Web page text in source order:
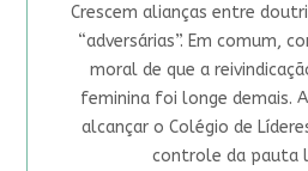
Crescem alianças entre
“adversárias”. Em comum,
moral de que a
feminina foi longe demais.
alcançar o Colégio de
controle da pauta